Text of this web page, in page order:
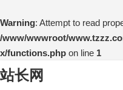
Warning: Attempt to read
/www/wwwroot/
x/functions.php on line 1
站长网